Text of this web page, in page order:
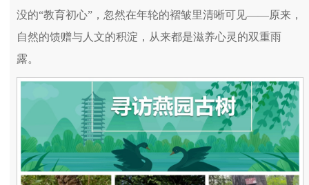
没的“教育初心”，忽然在年轮的褶皱里清晰可见——原来，
自然的馈赠与人文的积淀，从来都是滋养心灵的双重雨
露。